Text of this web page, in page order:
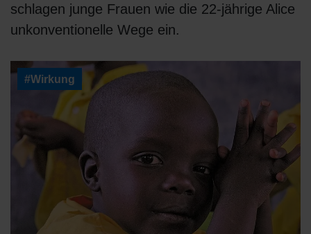
schlagen junge Frauen wie die 22-jährige Alice
unkonventionelle Wege ein.
#Wirkung